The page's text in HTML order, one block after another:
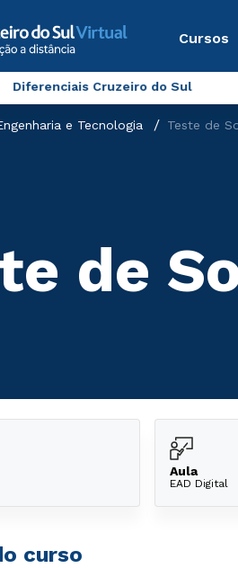
Cursos
Diferenciais Cruzeiro do Sul
e Tecnologia Teste de
de
Aula
EAD Digital
curso